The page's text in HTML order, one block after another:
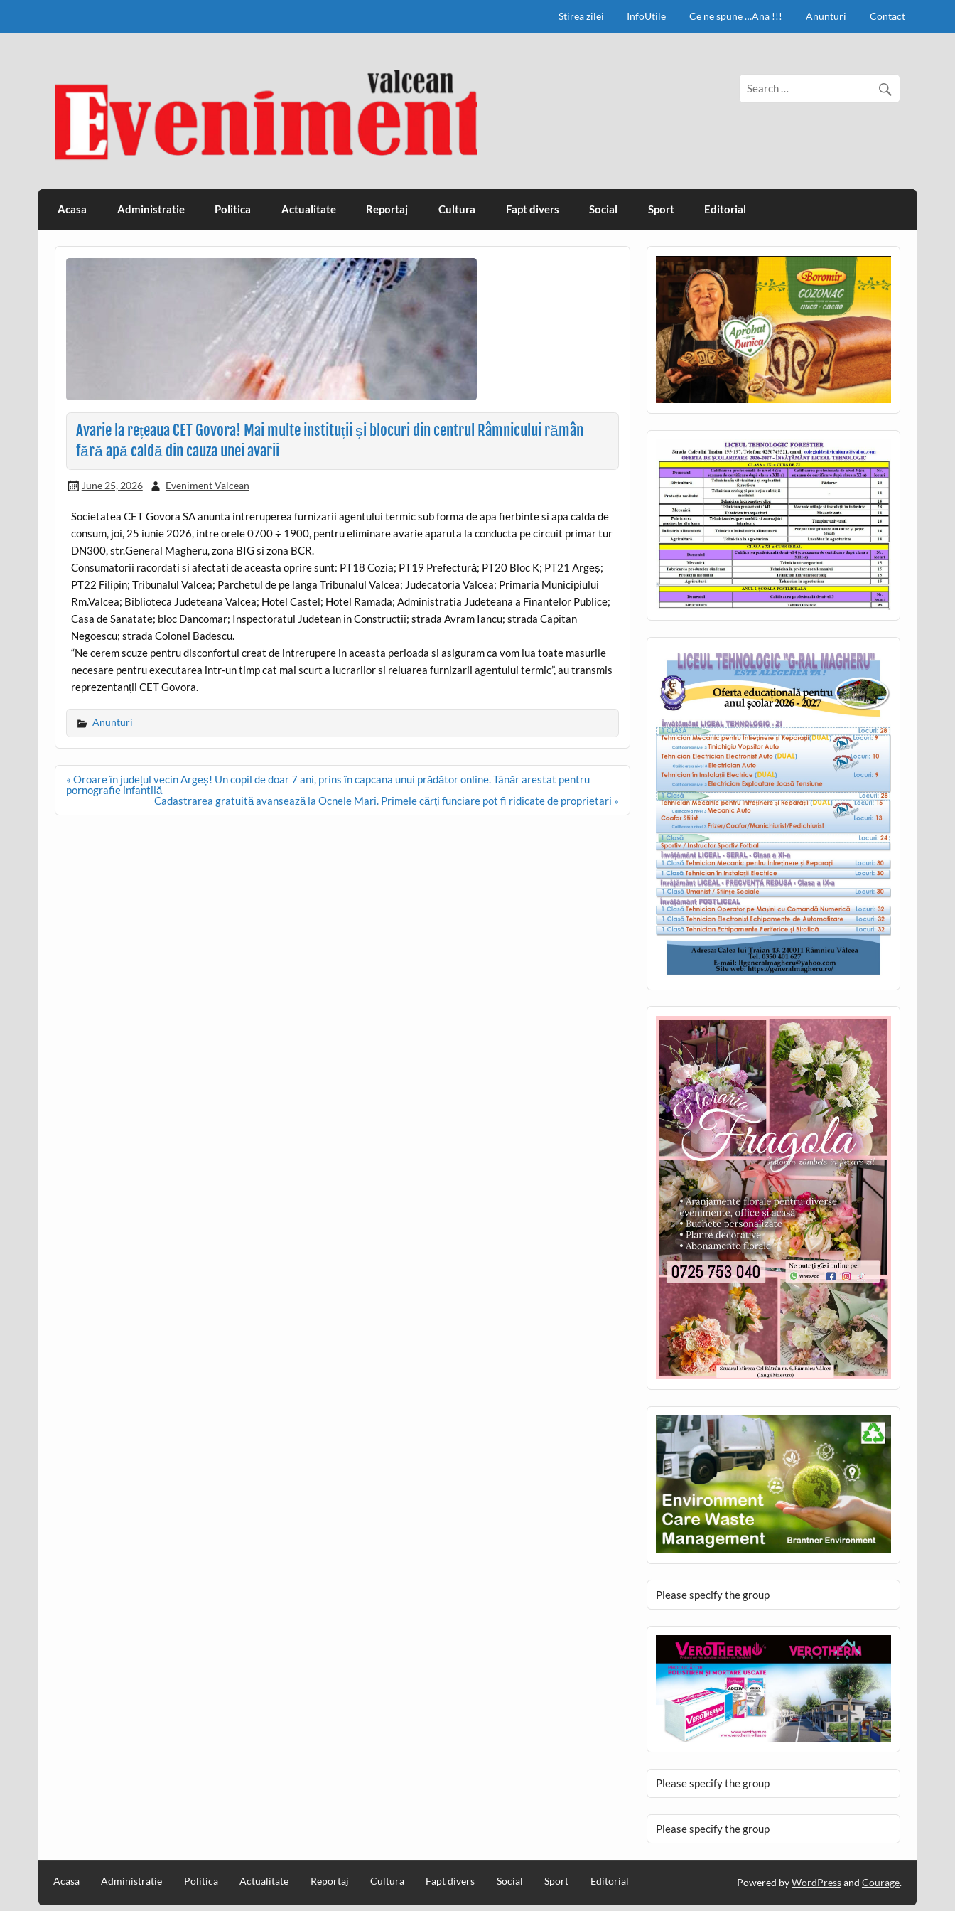
Stirea zilei InfoUtile Ce ne spune …Ana !!! Anunturi Contact
Eveniment Valcean
Acasa Administratie Politica Actualitate Reportaj Cultura Fapt divers Social Sport Editorial
Avarie la rețeaua CET Govora! Mai multe instituții și blocuri din centrul Râmnicului rămân
fără apă caldă din cauza unei avarii
June 25, 2026 Eveniment Valcean
Societatea CET Govora SA anunta intreruperea furnizarii agentului termic sub forma de apa fierbinte si apa calda de
consum, joi, 25 iunie 2026, intre orele 0700 ÷ 1900, pentru eliminare avarie aparuta la conducta pe circuit primar tur
DN300, str.General Magheru, zona BIG si zona BCR.
Consumatorii racordati si afectati de aceasta oprire sunt: PT18 Cozia; PT19 Prefectură; PT20 Bloc K; PT21 Argeş;
PT22 Filipin; Tribunalul Valcea; Parchetul de pe langa Tribunalul Valcea; Judecatoria Valcea; Primaria Municipiului
Rm.Valcea; Biblioteca Judeteana Valcea; Hotel Castel; Hotel Ramada; Administratia Judeteana a Finantelor Publice;
Casa de Sanatate; bloc Dancomar; Inspectoratul Judetean in Constructii; strada Avram Iancu; strada Capitan
Negoescu; strada Colonel Badescu.
“Ne cerem scuze pentru disconfortul creat de intrerupere in aceasta perioada si asiguram ca vom lua toate masurile
necesare pentru executarea intr-un timp cat mai scurt a lucrarilor si reluarea furnizarii agentului termic”, au transmis
reprezentanții CET Govora.
Anunturi
Post
navigation
« Oroare în județul vecin Argeș! Un copil de doar 7 ani, prins în capcana unui prădător online. Tânăr arestat pentru
pornografie infantilă
Cadastrarea gratuită avansează la Ocnele Mari. Primele cărți funciare pot fi ridicate de proprietari »
Please specify the group
Please specify the group
Please specify the group
Acasa Administratie Politica Actualitate Reportaj Cultura Fapt divers Social Sport Editorial Powered byWordPressand Courage.